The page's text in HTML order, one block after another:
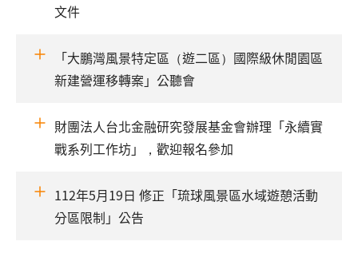
文件
「大鵬灣風景特定區（遊二區）國際級休閒園區
新建營運移轉案」公聽會
財團法人台北金融研究發展基金會辦理「永續實
戰系列工作坊」，歡迎報名參加
112年5月19日 修正「琉球風景區水域遊憩活動
分區限制」公告